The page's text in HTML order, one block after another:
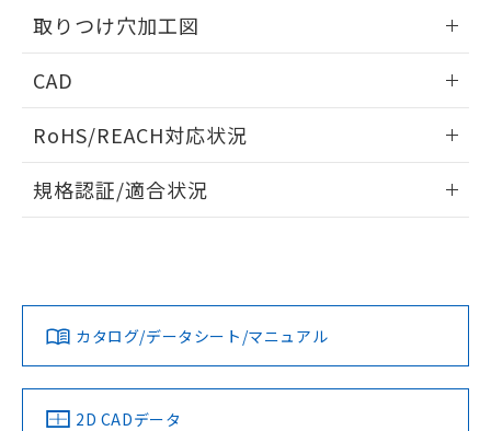
取りつけ穴加工図
CAD
ドすることができます。
ログイン/会員登録
ダウンロードデータをご利用いただく前に、以下を必ずお読
みください。
ソフトウェアの使用条件
RoHS/REACH対応状況
EU RoHS 注意事項・凡例
対応済み
中国 RoHS 注意事項・凡例
規格認証/適合状況
LR型式承認
（イギリス
船舶規格）
DNV型式承認
（ノルウェー
BV型式承認
（フランス
KR型式
（韓国
カタログ/データシート/マニュアル
2D CADデータ
また、RoHS指令のフタル酸エステル類４
物質の対応では、対応完了までの期間は出
荷製品に未対応品が混在することから備考
既に当社にて対応品への在庫切替を完了
していることから、特段のことがない限
り、2022年1月12日より割愛しておりま